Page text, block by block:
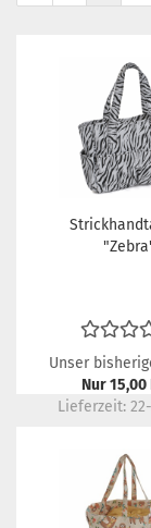
Unser
Nur 15,00
Lieferzeit: